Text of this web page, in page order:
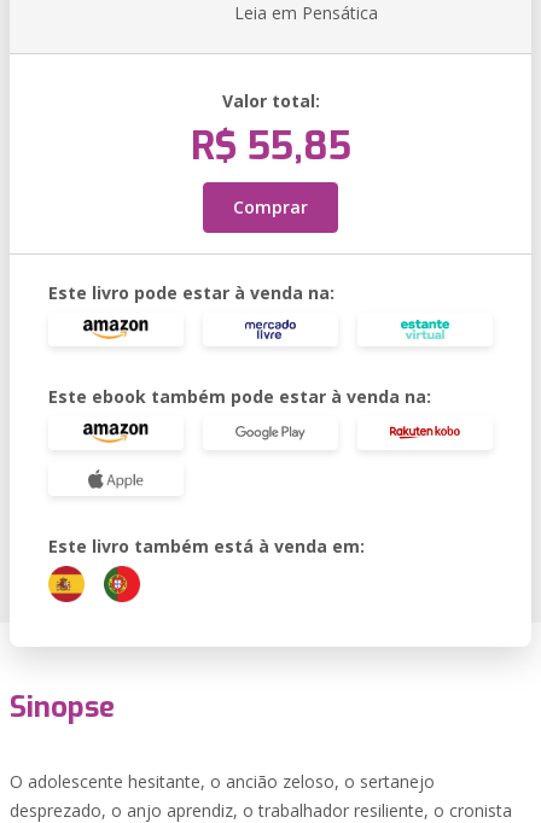
Leia em Pensática
Valor total:
R$ 55,85
Comprar
Este livro pode estar à venda na:
Este ebook também pode estar à venda na:
Este livro também está à venda em:
Sinopse
O adolescente hesitante, o ancião zeloso, o sertanejo
desprezado, o anjo aprendiz, o trabalhador resiliente, o cronista